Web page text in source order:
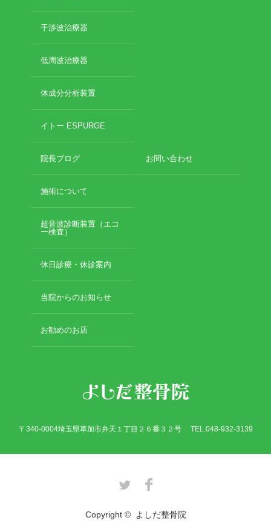
干渉波治療器
低周波治療器
体成分分析装置
イトー ESPURGE
院長ブログ
施術について
超音波診断装置（エコ
ー検査）
休日診療・休診案内
当院からのお知らせ
お勧めのお店
お問い合わせ
〒340-0004埼玉県草加市弁天１丁目２６番３２号 TEL.048-932-3139
Copyright © よしだ整骨院